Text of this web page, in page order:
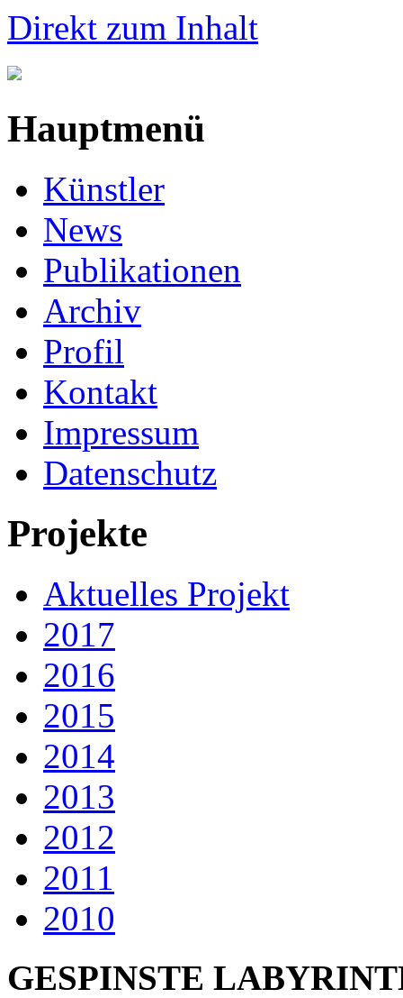
Direkt zum Inhalt
Hauptmenü
Künstler
News
Publikationen
Archiv
Profil
Kontakt
Impressum
Datenschutz
Projekte
Aktuelles Projekt
2017
2016
2015
2014
2013
2012
2011
2010
GESPINSTE